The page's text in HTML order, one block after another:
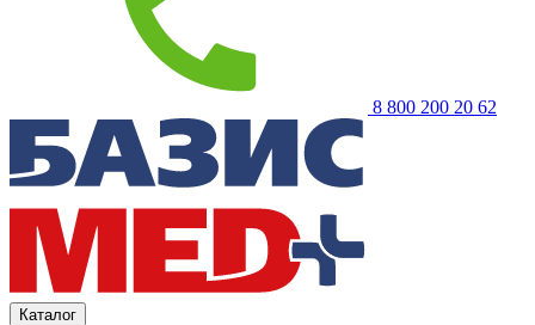
8 800 200 20 62
Каталог